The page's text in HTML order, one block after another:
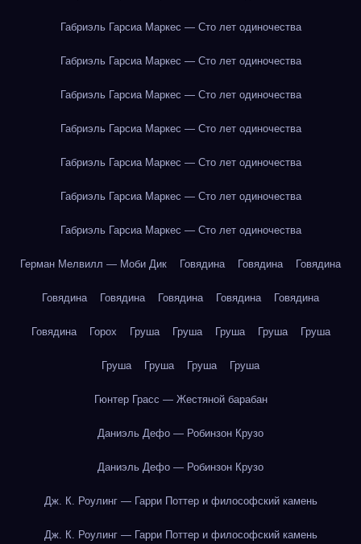
Габриэль Гарсиа Маркес — Сто лет одиночества
Габриэль Гарсиа Маркес — Сто лет одиночества
Габриэль Гарсиа Маркес — Сто лет одиночества
Габриэль Гарсиа Маркес — Сто лет одиночества
Габриэль Гарсиа Маркес — Сто лет одиночества
Габриэль Гарсиа Маркес — Сто лет одиночества
Габриэль Гарсиа Маркес — Сто лет одиночества
Герман Мелвилл — Моби Дик Говядина Говядина Говядина
Говядина Говядина Говядина Говядина Говядина
Говядина Горох Груша Груша Груша Груша Груша
Груша Груша Груша Груша
Гюнтер Грасс — Жестяной барабан
Даниэль Дефо — Робинзон Крузо
Даниэль Дефо — Робинзон Крузо
Дж. К. Роулинг — Гарри Поттер и философский камень
Дж. К. Роулинг — Гарри Поттер и философский камень